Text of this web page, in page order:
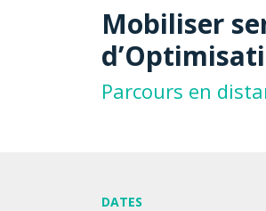
Mobiliser
Parcours en
DATES